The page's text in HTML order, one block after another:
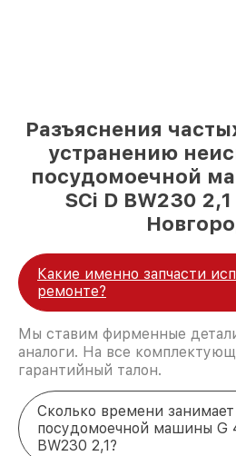
Разъяснения
устранению
посудомоечной
SCi D BW230
Какие именно запчасти
ремонте?
Мы ставим фирменные
аналоги. На все
гарантийный талон.
Сколько времени
посудомоечной машины G
BW230 2,1?